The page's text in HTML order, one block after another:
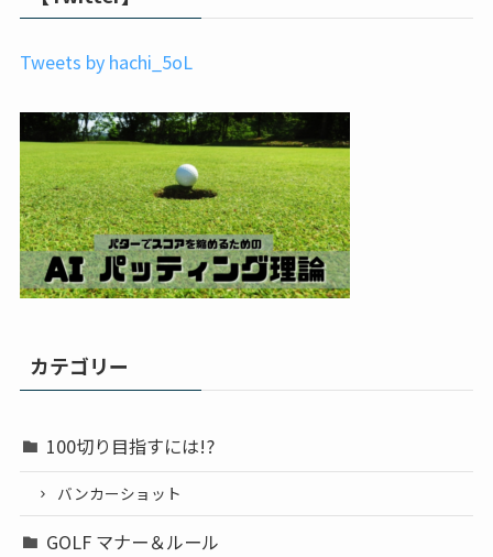
Tweets by hachi_5oL
カテゴリー
100切り目指すには!?
バンカーショット
GOLF マナー＆ルール